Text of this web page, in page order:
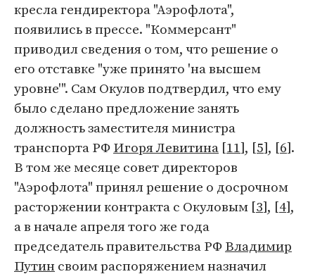
кресла гендиректора "Аэрофлота",
появились в прессе. "Коммерсант"
приводил сведения о том, что решение о
его отставке "уже принято 'на высшем
уровне'". Сам Окулов подтвердил, что ему
было сделано предложение занять
должность заместителя министра
транспорта РФИгоря Левитина [11], [5], [6].
В том же месяце совет директоров
"Аэрофлота" принял решение о досрочном
расторжении контракта с Окуловым [3], [4],
а в начале апреля того же года
председатель правительства РФВладимир
Путинсвоим распоряжением назначил